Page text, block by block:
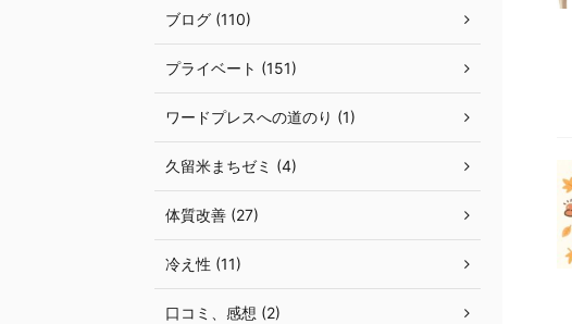
ブログ (110)
プライベート (151)
ワードプレスへの道のり (1)
久留米まちゼミ (4)
体質改善 (27)
冷え性 (11)
口コミ、感想 (2)